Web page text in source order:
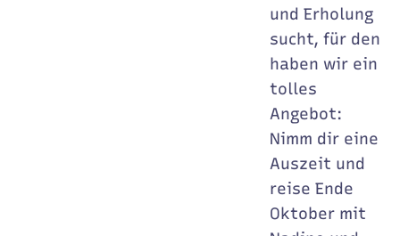
und Erholung
sucht, für den
haben wir ein
tolles
Angebot:
Nimm dir eine
Auszeit und
reise Ende
Oktober mit